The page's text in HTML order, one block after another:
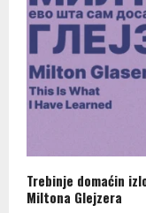
Trebinje domaćin
Miltona Glejzera